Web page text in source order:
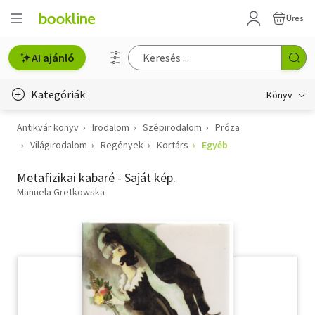
Üres
AI ajánló
Kategóriák Könyv
Életmód, egészség
Gyermek- és ifjúsági
Antikvár könyv Irodalom Szépirodalom
Próza
Világirodalom
Regények Kortárs Egyéb
Metafizikai kabaré - Saját kép.
Manuela Gretkowska